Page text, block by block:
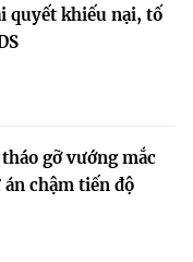
quyết khiếu nại, tố
gỡ vướng mắc
án chậm tiến độ